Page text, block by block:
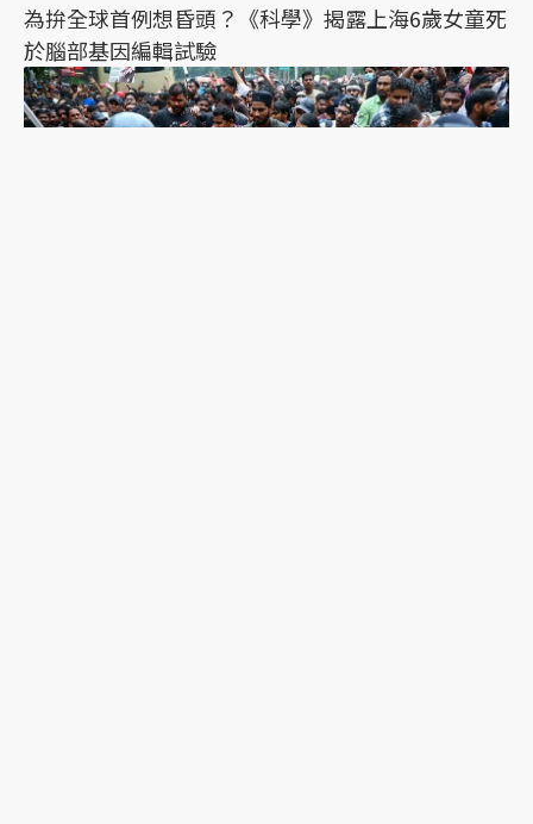
為拚全球首例想昏頭？《科學》揭露上海6歲女童死
於腦部基因編輯試驗